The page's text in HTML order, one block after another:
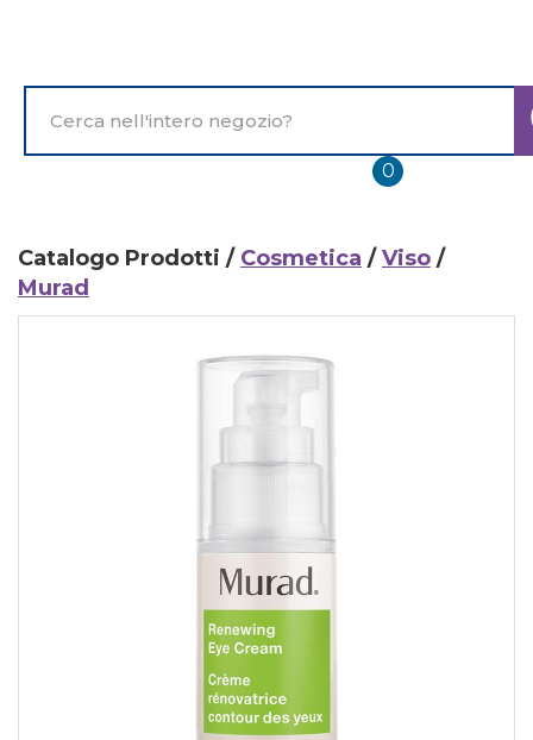
principale
Prodotto
0prodotti
inseriti
Catalogo Prodotti / Cosmetica /Viso /
Murad